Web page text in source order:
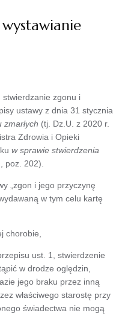
stwierdzanie zgonu i
ustawy z dnia 31 stycznia
(tj. Dz.U. z 2020 r.
Zdrowia i Opieki
w sprawie stwierdzenia
poz. 202).
„zgon i jego przyczynę
w tym celu kartę
chorobie,
ust. 1, stwierdzenie
w drodze oględzin,
jego braku przez inną
właściwego starostę przy
świadectwa nie mogą